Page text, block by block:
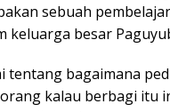
sebuah
keluarga besar
tentang bagaimana
kalau berbagi itu